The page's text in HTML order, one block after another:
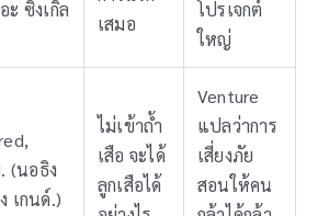
ะ ซิงเกิล
เสมอ
โปรเจกต์
ใหญ่
(นอธิง
เกนด์.)
ไม่เข้าถ้ำ
เสือ จะได้
ลูกเสือได้
Venture
แปลว่าการ
เสี่ยงภัย
สอนให้คน